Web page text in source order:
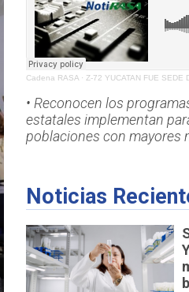
Cadena RASA· Z-72 YUCATAN FUE SEDE
• Reconocen los
estatales implementan
poblaciones con mayores
Noticias